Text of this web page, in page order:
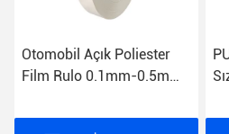
Otomobil Açık Poliester
Film Rulo 0.1mm-0.5mm